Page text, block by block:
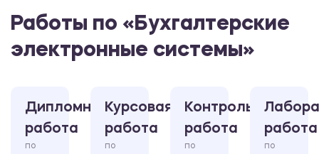
Работы по «Бухгалтерские
электронные системы»
Дипломная
работа
по
Курсовая
работа
по
Контрольная
работа
по
работа
по